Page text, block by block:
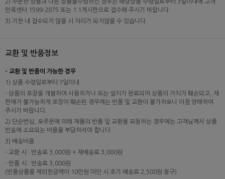
2) 주문한 상품과 다른 상품을수령하신 경우는 해당상품 수령일로부터 3일이내에 고객
만족센터 1599-2875 또는 1:1게시판으로 접수해 주시기 바랍니다.
3) 기한 내 접수되지 않을 시 처리가 되지않을 수 있습니다.
교환 및 반품정보
- 교환 및 반품이 가능한 경우
1) 상품 수령일로부터 7일이내
- 상품의 포장을 개봉하여 사용하거나 또는 설치가 완료되어 상품의 가치가 훼손되고, 재
판매가 불가능하게 포장이 훼손된 경우에는 반품 및 교환이 불가하오니 이점 양해하여
주시기 바랍니다.
2) 단순변심, 오주문에 의해 제품의 반품 및 교환을 요청하는 경우에는 고객님께서 상품
반송에 소요되는 비용을 부담하셔야 합니다.
3) 배송비용
- 교환 시 : 반송료 3,000원 + 재배송료 3,000원
- 반품 시 : 반송료 3,000원
(반품상품을 제외한금액이 10만원 미만 시 초기 배송료 2,500원 청구)